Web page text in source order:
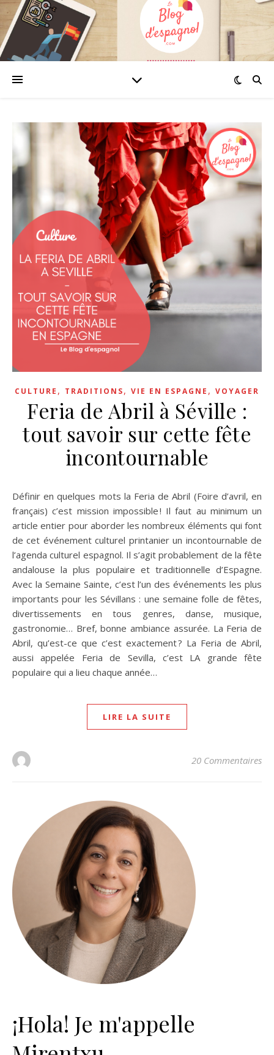
CULTURE , TRADITIONS, VIE EN ESPAGNE , VOYAGER
Feria de Abril à Séville :
tout savoir sur cette fête
incontournable
Définir en quelques mots la Feria de Abril (Foire d’avril, en
français) c’est mission impossible ! Il faut au minimum un
article entier pour aborder les nombreux éléments qui font
de cet événement culturel printanier un incontournable de
l’agenda culturel espagnol. Il s’agit probablement de la fête
andalouse la plus populaire et traditionnelle d’Espagne.
Avec la Semaine Sainte, c’est l’un des événements les plus
importants pour les Sévillans : une semaine folle de fêtes,
divertissements en tous genres, danse, musique,
gastronomie… Bref, bonne ambiance assurée. La Feria de
Abril, qu’est-ce que c’est exactement ? La Feria de Abril,
aussi appelée Feria de Sevilla, c’est LA grande fête
populaire qui a lieu chaque année…
LIRE LA SUITE
20 Commentaires
¡Hola! Je m'appelle